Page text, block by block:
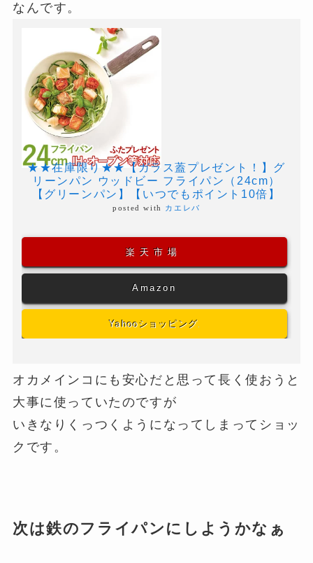
なんです。
★★在庫限り★★【ガラス蓋プレゼント！】グ
リーンパン ウッドビー フライパン（24cm）
【グリーンパン】【いつでもポイント10倍】
posted with カエレバ
楽天市場
Amazon
Yahooショッピング
オカメインコにも安心だと思って長く使おうと
大事に使っていたのですが
いきなりくっつくようになってしまってショッ
クです。
次は鉄のフライパンにしようかなぁ